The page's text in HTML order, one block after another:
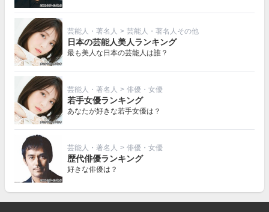
芸能人・著名人 > 芸能人・著名人その他
日本の芸能人美人ランキング
最も美人な日本の芸能人は誰？
芸能人・著名人 > 俳優・女優
若手女優ランキング
あなたが好きな若手女優は？
芸能人・著名人 > 俳優・女優
歴代俳優ランキング
好きな俳優は？